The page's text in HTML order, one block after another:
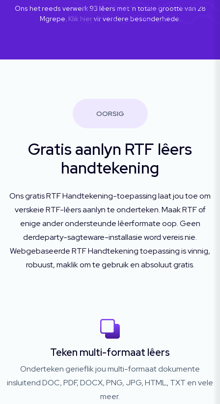
Ons het reeds verwerk 93 lêers met 'n totale grootte van 28
Mgrepe. Klik hiervir verdere besonderhede.
OORSIG
Gratis aanlyn RTF lêers
handtekening
Ons gratis RTF Handtekening-toepassing laat jou toe om
verskeie RTF-lêers aanlyn te onderteken. Maak RTF of
enige ander ondersteunde lêerformate oop. Geen
derdeparty-sagteware-installasie word vereis nie.
Webgebaseerde RTF Handtekening toepassing is vinnig,
robuust, maklik om te gebruik en absoluut gratis.
Teken multi-formaat lêers
Onderteken gerieflik jou multi-formaat dokumente
insluitend DOC, PDF, DOCX, PNG, JPG, HTML, TXT en vele
meer.